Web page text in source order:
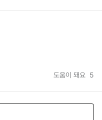
도움이 돼요 5